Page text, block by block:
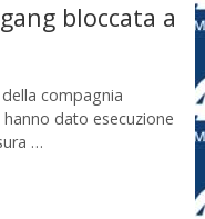
bloccata a
compagnia
dato esecuzione
…